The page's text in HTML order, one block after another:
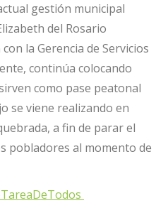
gestión municipal
del Rosario
la Gerencia de Servicios
continúa colocando
como pase peatonal
se viene realizando en
a fin de parar el
pobladores al momento de